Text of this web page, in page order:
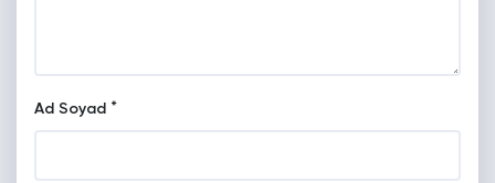
Ad Soyad *